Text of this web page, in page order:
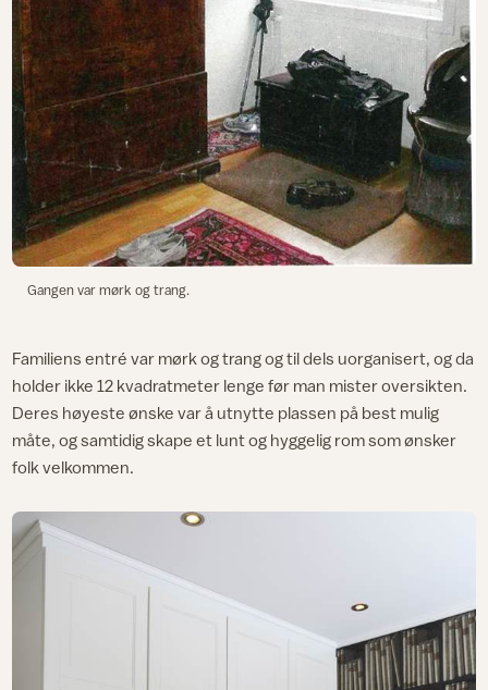
Gangen var mørk og trang.
Familiens entré var mørk og trang og til dels uorganisert, og da
holder ikke 12 kvadratmeter lenge før man mister oversikten.
Deres høyeste ønske var å utnytte plassen på best mulig
måte, og samtidig skape et lunt og hyggelig rom som ønsker
folk velkommen.